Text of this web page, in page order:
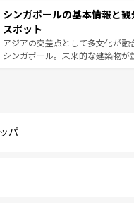
参照してほしい。
激する。気候は一年中温暖で、ど
が待っている。親しみやすいタイ
た文化、そして多様な観光資源が
ける。 なお、新着のタイ情報はコ
み、どこを訪れても感動するはず
ており、効率よく見どころを回れ
うな絶景から文化的な体験まで、
そう。 なお、新着の香港情報はコ
シンガポールの基本情報と
スポット
アジアの交差点として多文化が融
シンガポール。未来的な建築物が
で、ホーカーズは地元の風情を楽
パ